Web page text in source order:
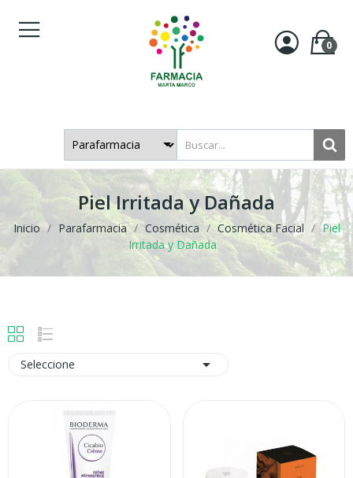
0
Piel Irritada y Dañada
Inicio Parafarmacia Cosmética Cosmética Facial
Piel
Irritada y Dañada
Seleccione 